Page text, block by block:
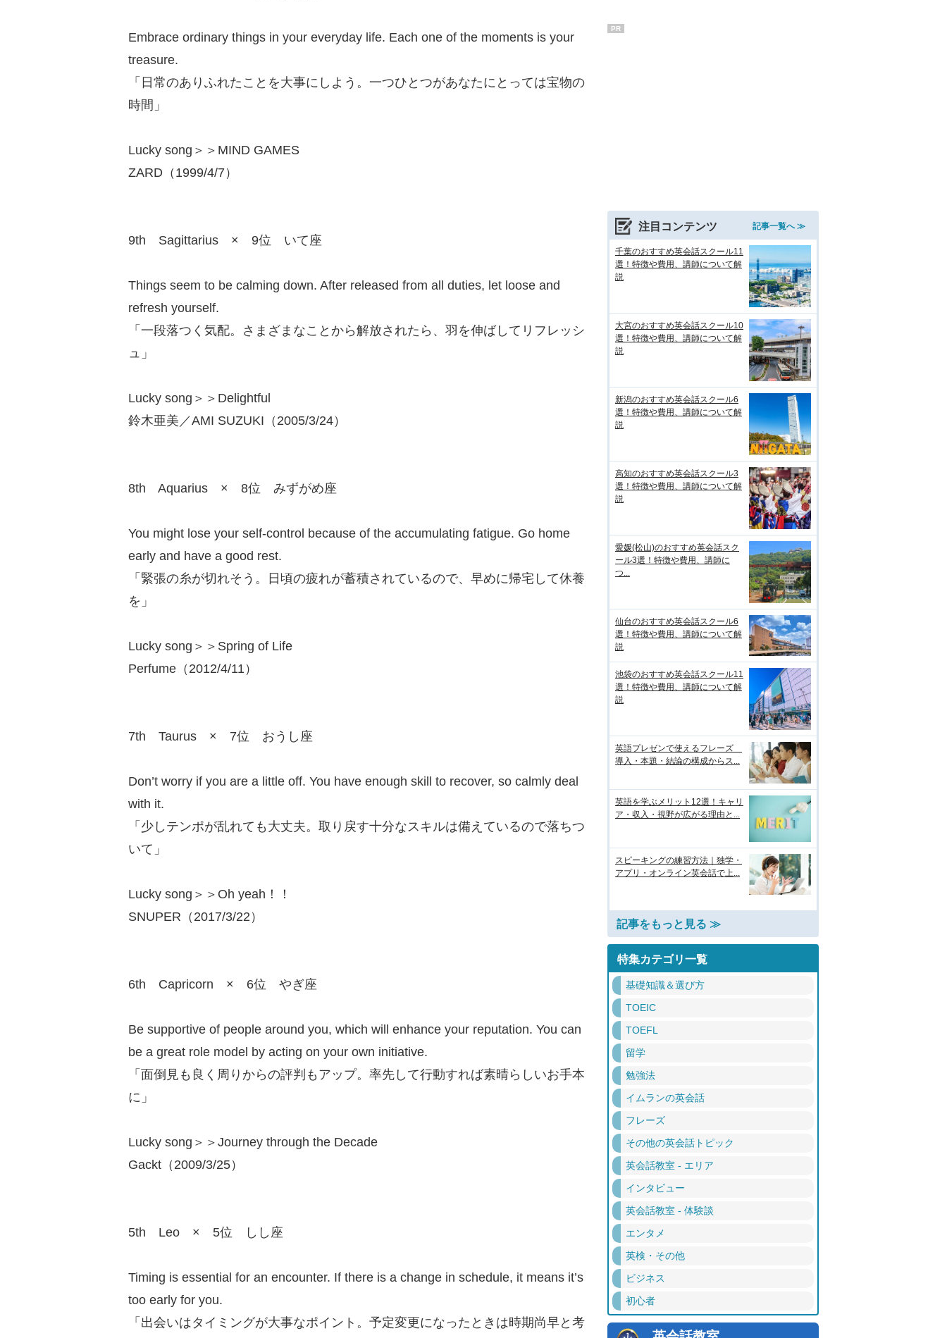
Embrace ordinary things in your everyday life. Each one of the moments is your
treasure.
「日常のありふれたことを大事にしよう。一つひとつがあなたにとっては宝物の
時間」
Lucky song＞＞MIND GAMES
ZARD（1999/4/7）
9th Sagittarius × 9位 いて座
Things seem to be calming down. After released from all duties, let loose and
refresh yourself.
「一段落つく気配。さまざまなことから解放されたら、羽を伸ばしてリフレッシ
ュ」
Lucky song＞＞Delightful
鈴木亜美／AMI SUZUKI（2005/3/24）
8th Aquarius × 8位 みずがめ座
You might lose your self-control because of the accumulating fatigue. Go home
early and have a good rest.
「緊張の糸が切れそう。日頃の疲れが蓄積されているので、早めに帰宅して休養
を」
Lucky song＞＞Spring of Life
Perfume（2012/4/11）
7th Taurus × 7位 おうし座
Don’t worry if you are a little off. You have enough skill to recover, so calmly deal
with it.
「少しテンポが乱れても大丈夫。取り戻す十分なスキルは備えているので落ちつ
いて」
Lucky song＞＞Oh yeah！！
SNUPER（2017/3/22）
6th Capricorn × 6位 やぎ座
Be supportive of people around you, which will enhance your reputation. You can
be a great role model by acting on your own initiative.
「面倒見も良く周りからの評判もアップ。率先して行動すれば素晴らしいお手本
に」
Lucky song＞＞Journey through the Decade
Gackt（2009/3/25）
5th Leo × 5位 しし座
Timing is essential for an encounter. If there is a change in schedule, it means it’s
too early for you.
「出会いはタイミングが大事なポイント。予定変更になったときは時期尚早と考
PR
注目コンテンツ 記事一覧へ ≫
千葉のおすすめ英会話スクール11
選！特徴や費用、講師について解
説
大宮のおすすめ英会話スクール10
選！特徴や費用、講師について解
説
新潟のおすすめ英会話スクール6
選！特徴や費用、講師について解
説
高知のおすすめ英会話スクール3
選！特徴や費用、講師について解
説
愛媛(松山)のおすすめ英会話スク
ール3選！特徴や費用、講師に
つ...
仙台のおすすめ英会話スクール6
選！特徴や費用、講師について解
説
池袋のおすすめ英会話スクール11
選！特徴や費用、講師について解
説
英語プレゼンで使えるフレーズ
導入・本題・結論の構成からス...
英語を学ぶメリット12選！キャリ
ア・収入・視野が広がる理由と...
スピーキングの練習方法｜独学・
アプリ・オンライン英会話で上...
記事をもっと見る ≫
特集カテゴリ一覧
基礎知識＆選び方
TOEIC
TOEFL
留学
勉強法
イムランの英会話
フレーズ
その他の英会話トピック
英会話教室 - エリア
インタビュー
英会話教室 - 体験談
エンタメ
英検・その他
ビジネス
初心者